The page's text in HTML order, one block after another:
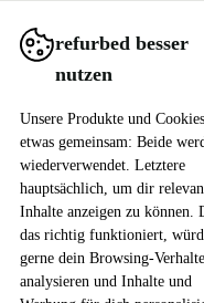
refurbed besser
nutzen
Unsere Produkte und
etwas gemeinsam: Beide
wiederverwendet. Letztere
hauptsächlich, um dir
Inhalte anzeigen zu können.
das richtig funktioniert,
gerne dein Browsing-
analysieren und Inhalte und
Verkaufen Hilfe
| i7-12800H